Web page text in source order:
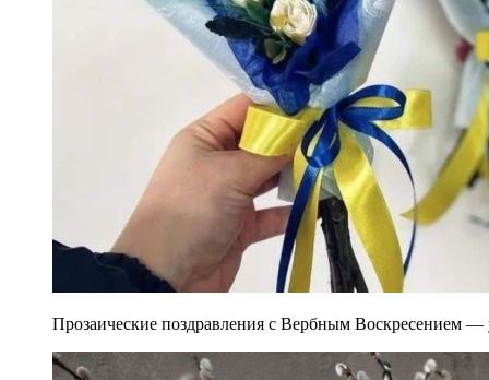
Прозаические поздравления с Вербным Воскресением —